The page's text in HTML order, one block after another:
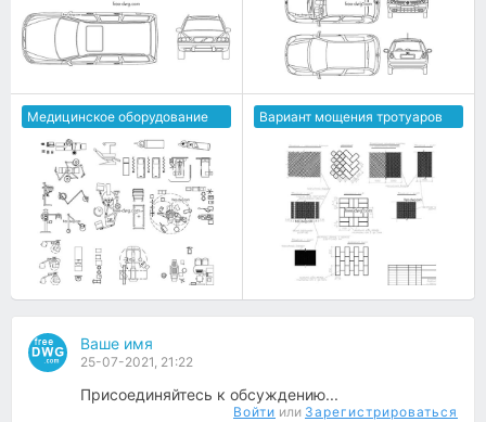
Медицинское оборудование Вариант мощения тротуаров
Ваше имя
25-07-2021, 21:22
Присоединяйтесь к обсуждению...
Войти или Зарегистрироваться